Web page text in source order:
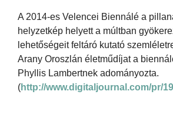
A 2014-es Velencei Biennálé a
helyzetkép helyett a múltban
lehetőségeit feltáró kutató
Arany Oroszlán életműdíjat a
Phyllis Lambertnek adományozta.
(http://www.digitaljournal.com/pr/